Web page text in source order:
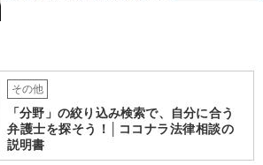
い！
その他
「分野」の絞り込み検索で、自分に合う
弁護士を探そう！│ココナラ法律相談の
説明書